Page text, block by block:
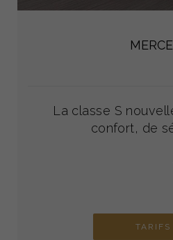
La classe S
confort, de
TARIFS